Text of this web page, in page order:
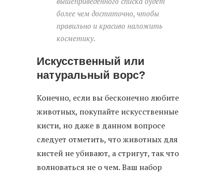
более чем достаточно, чтобы
правильно и красиво наложить
косметику.
Искусственный или
натуральный ворс?
Конечно, если вы бесконечно любите
животных, покупайте искусственные
кисти, но даже в данном вопросе
следует отметить, что животных для
кистей не убивают, а стригут, так что
волноваться не о чем. Ваш набор